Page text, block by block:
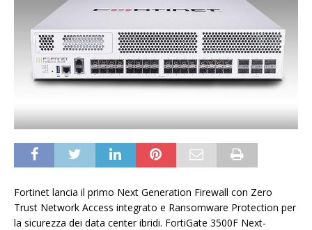
Fortinet lancia il primo Next Generation Firewall con Zero
Trust Network Access integrato e Ransomware Protection per
la sicurezza dei data center ibridi. FortiGate 3500F Next-